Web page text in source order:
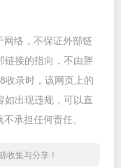
络，不保证外部链
链接的指向，不由胖
收录时，该网页上的
如出现违规，可以直
承担任何责任。
收集与分享！